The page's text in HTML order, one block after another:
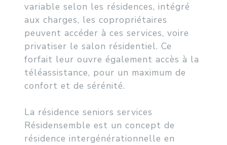
variable selon les résidences, intégré
aux charges, les copropriétaires
peuvent accéder à ces services, voire
privatiser le salon résidentiel. Ce
forfait leur ouvre également accès à la
téléassistance, pour un maximum de
confort et de sérénité.
La résidence seniors services
Résidensemble est un concept de
résidence intergénérationnelle en